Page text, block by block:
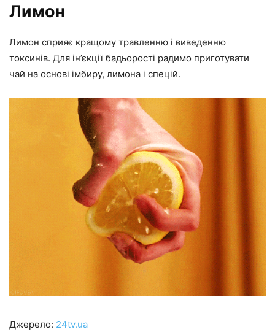
Лимон
Лимон сприяє кращому травленню і виведенню
токсинів. Для ін’єкції бадьорості радимо приготувати
чай на основі імбиру, лимона і спецій.
Джерело: 24tv.ua